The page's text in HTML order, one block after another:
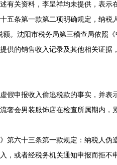
有关资料，李呈祥均未提供，表示
五条第一款第二项明确规定，纳税
。沈阳市税务局第三稽查局依照
供的销售收入记录及其他相关证据
假申报收入偷逃税款的事实，并表
奢会男装服饰店在检查所属期内，
第六十三条第一款规定：纳税人伪
，或者经税务机关通知申报而拒不